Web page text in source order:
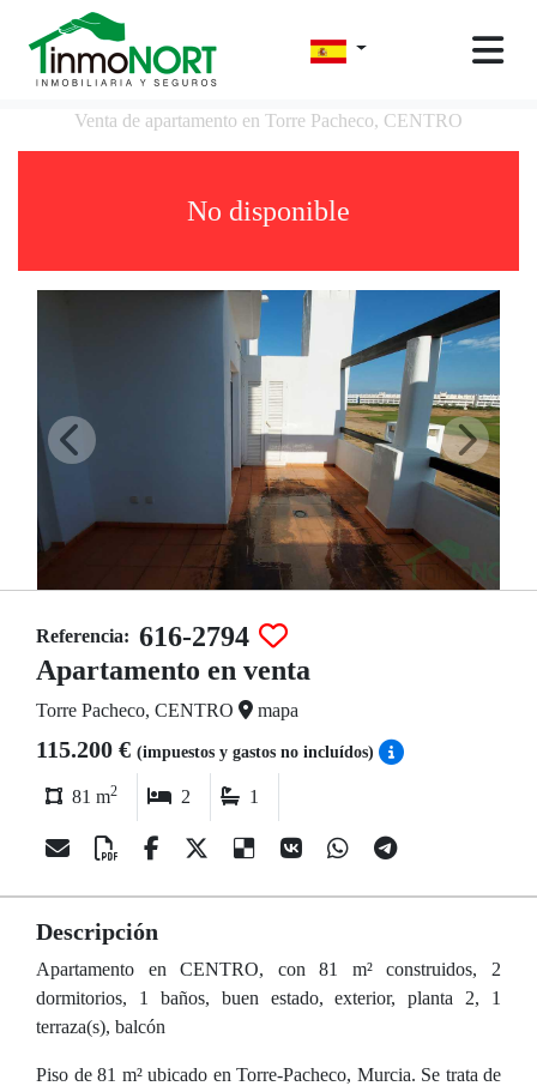
Venta de apartamento en Torre Pacheco, CENTRO
No disponible
Referencia: 616-2794
Apartamento en venta
Torre Pacheco, CENTRO mapa
115.200 € (impuestos y gastos no incluídos)
81 m2 2 1
Descripción
Apartamento en CENTRO, con 81 m² construidos, 2
dormitorios, 1 baños, buen estado, exterior, planta 2, 1
terraza(s), balcón
Piso de 81 m² ubicado en Torre-Pacheco, Murcia. Se trata de